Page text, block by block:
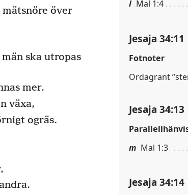
över
ska utropas
mer.
växa,
ogräs.
l Mal 1:4
Jesaja 34:11
Fotnoter
Ordagrant
Jesaja 34:13
m Mal 1:3
Jesaja 34:14